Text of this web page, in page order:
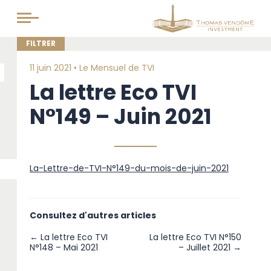
11 juin 2021 • Le Mensuel de TVI
La lettre Eco TVI
N°149 – Juin 2021
La-Lettre-de-TVI-N°149-du-mois-de-juin-2021
Consultez d'autres articles
← La lettre Eco TVI
N°148 – Mai 2021
La lettre Eco TVI N°150
– Juillet 2021 →